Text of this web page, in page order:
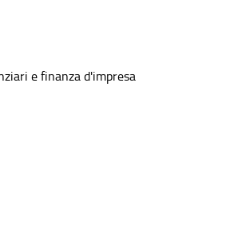
e finanza d'impresa